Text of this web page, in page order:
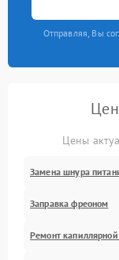
Отправляя, Вы
Цены
Замена шнура
Заправка фреоном
Ремонт